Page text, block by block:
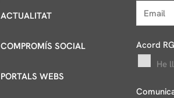
ACTUALITAT
COMPROMÍS SOCIAL
PORTALS WEBS
m
a
*
Acord
He